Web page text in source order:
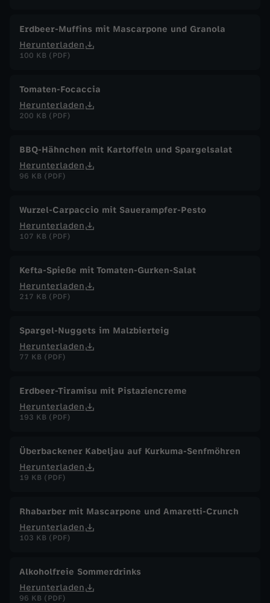
Erdbeer-Muffins mit Mascarpone und Granola
Herunterladen
100 KB (PDF)
Tomaten-Focaccia
Herunterladen
200 KB (PDF)
BBQ-Hähnchen mit Kartoffeln und Spargelsalat
Herunterladen
96 KB (PDF)
Wurzel-Carpaccio mit Sauerampfer-Pesto
Herunterladen
107 KB (PDF)
Kefta-Spieße mit Tomaten-Gurken-Salat
Herunterladen
217 KB (PDF)
Spargel-Nuggets im Malzbierteig
Herunterladen
77 KB (PDF)
Erdbeer-Tiramisu mit Pistaziencreme
Herunterladen
193 KB (PDF)
Überbackener Kabeljau auf Kurkuma-Senfmöhren
Herunterladen
19 KB (PDF)
Rhabarber mit Mascarpone und Amaretti-Crunch
Herunterladen
103 KB (PDF)
Alkoholfreie Sommerdrinks
Herunterladen
96 KB (PDF)